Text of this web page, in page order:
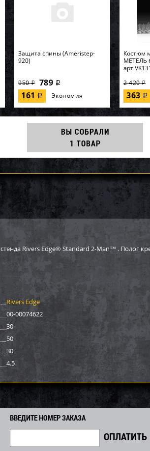
Защита спины (Ameristep-
920)
950i 789 i
161 i Экономия
Костюм
МЕТЕЛЬ
2 420i
363 i
Костюм зимний
маскировочный Метель
ткань Шелк цвет Белый...
2 360 i
354 i Экономия
ткань
ткань
ВЫ СОБРАЛИ
1 ТОВАР
Rivers Edge® Standard 2-Man™ . Полог
Rivers Edge
00-00074622
30
50
30
4.5
ВВЕДИТЕ НОМЕР ЗАКАЗА